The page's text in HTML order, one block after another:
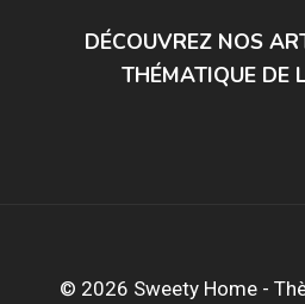
DÉCOUVREZ NOS
THÉMATIQUE DE
© 2026 Sweety Home -